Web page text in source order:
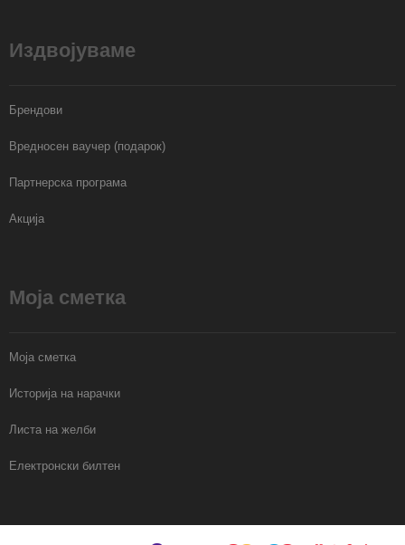
Издвојуваме
Брендови
Вредносен ваучер (подарок)
Партнерска програма
Акција
Моја сметка
Моја сметка
Историја на нарачки
Листа на желби
Електронски билтен